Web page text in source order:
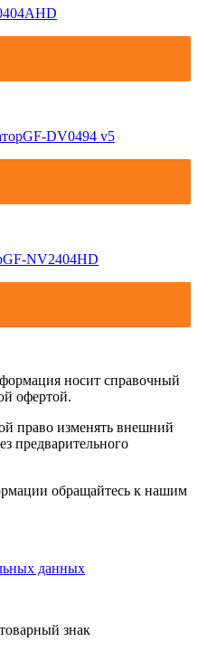
GF-DV0494 v5
GF-NV2404HD
носит справочный
офертой.
право изменять внешний
предварительного
обращайтесь к нашим
данных
знак